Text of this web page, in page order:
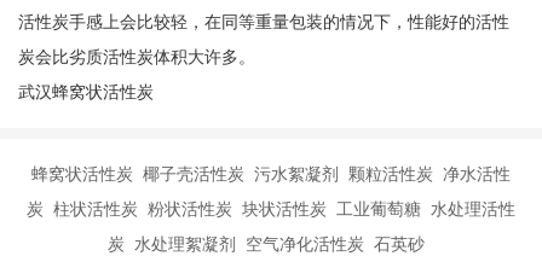
活性炭手感上会比较轻，在同等重量包装的情况下，性能好的活性
炭会比劣质活性炭体积大许多。
武汉蜂窝状活性炭
蜂窝状活性炭 椰子壳活性炭 污水絮凝剂 颗粒活性炭 净水活性
炭 柱状活性炭 粉状活性炭 块状活性炭 工业葡萄糖 水处理活性
炭 水处理絮凝剂 空气净化活性炭 石英砂